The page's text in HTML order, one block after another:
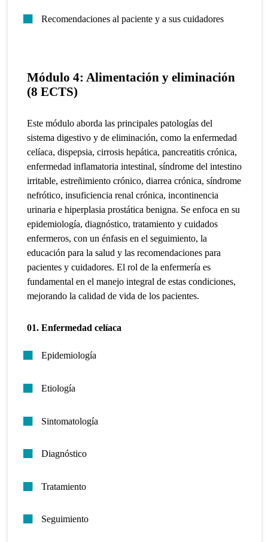
Recomendaciones al paciente y a sus cuidadores
Módulo 4: Alimentación y eliminación
(8 ECTS)
Este módulo aborda las principales patologías del
sistema digestivo y de eliminación, como la enfermedad
celíaca, dispepsia, cirrosis hepática, pancreatitis crónica,
enfermedad inflamatoria intestinal, síndrome del intestino
irritable, estreñimiento crónico, diarrea crónica, síndrome
nefrótico, insuficiencia renal crónica, incontinencia
urinaria e hiperplasia prostática benigna. Se enfoca en su
epidemiología, diagnóstico, tratamiento y cuidados
enfermeros, con un énfasis en el seguimiento, la
educación para la salud y las recomendaciones para
pacientes y cuidadores. El rol de la enfermería es
fundamental en el manejo integral de estas condiciones,
mejorando la calidad de vida de los pacientes.
01. Enfermedad celíaca
Epidemiología
Etiología
Sintomatología
Diagnóstico
Tratamiento
Seguimiento